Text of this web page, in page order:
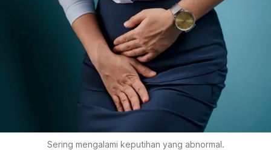
Sering mengalami keputihan yang abnormal.